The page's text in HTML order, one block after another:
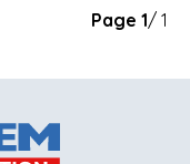
Page 1/ 1